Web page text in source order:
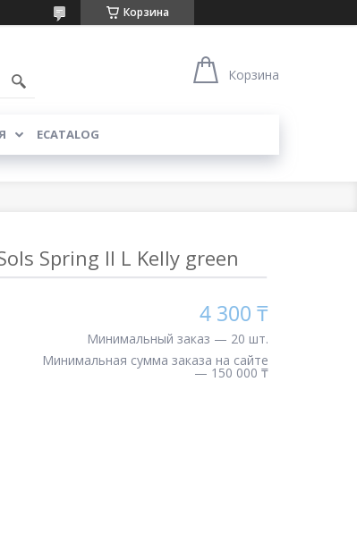
Корзина
Корзина
ECATALOG
Spring ll L Kelly green
4 300 ₸
Минимальный заказ — 20 шт.
Минимальная сумма заказа на сайте
— 150 000 ₸